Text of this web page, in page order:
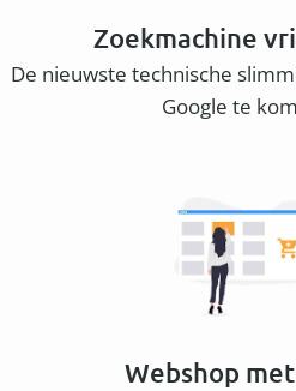
Zoekmachine
De nieuwste technische
Google te
Webshop